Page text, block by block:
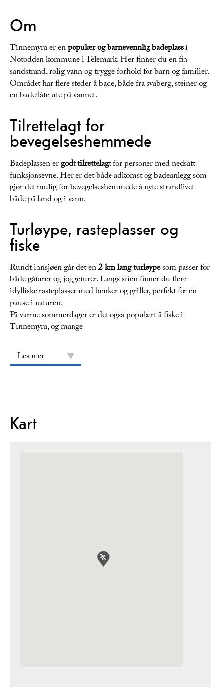
Om
Tinnemyra er enpopulær og barnevennlig badeplassi
Notodden kommune i Telemark. Her finner du en fin
sandstrand, rolig vann og trygge forhold for barn og familier.
Området har flere steder å bade, både fra svaberg, steiner og
en badeflåte ute på vannet.
Tilrettelagt for
bevegelseshemmede
Badeplassen ergodt tilrettelagtfor personer med nedsatt
funksjonsevne. Her er det både adkomst og badeanlegg som
gjør det mulig for bevegelseshemmede å nyte strandlivet –
både på land og i vann.
Turløype, rasteplasser og
fiske
Rundt innsjøen går det en2 km lang turløypesom passer for
både gåturer og joggeturer. Langs stien finner du flere
idylliske rasteplasser med benker og griller, perfekt for en
pause i naturen.
På varme sommerdager er det også populært å fiske i
Tinnemyra, og mange
Les mer
Kart